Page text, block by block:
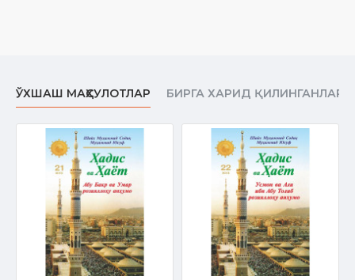
ЎХШАШ МАҲСУЛОТЛАР БИРГА ХАРИД ҚИЛИНГАНЛАР